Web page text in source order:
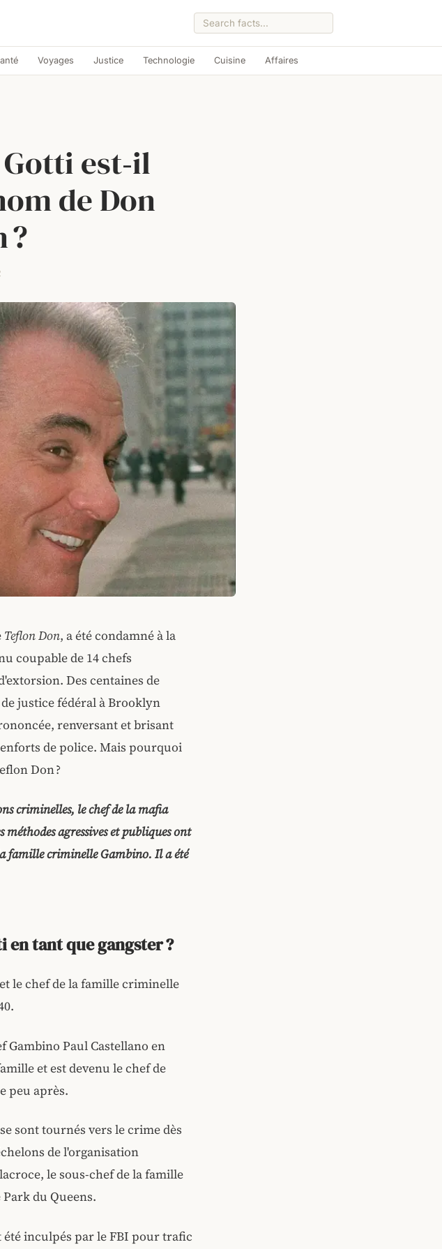
Voyages Justice Technologie Cuisine Affaires
est‑il
de Don
?
Teflon Don, a été condamné à la
coupable de 14 chefs
Des centaines de
justice fédéral à Brooklyn
renversant et brisant
de police. Mais pourquoi
Don ?
criminelles, le chef de la mafia
méthodes agressives et publiques ont
famille criminelle Gambino. Il a été
en tant que gangster ?
le chef de la famille criminelle
Gambino Paul Castellano en
et est devenu le chef de
peu après.
sont tournés vers le crime dès
de l'organisation
le sous-chef de la famille
du Queens.
été inculpés par le FBI pour trafic